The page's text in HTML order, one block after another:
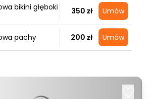
bikini głęboki
350 zł Umów
pachy 200 zł Umów